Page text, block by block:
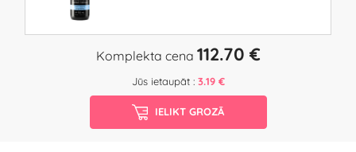
Komplekta cena 112.70 €
Jūs ietaupāt : 3.19 €
IELIKT GROZĀ